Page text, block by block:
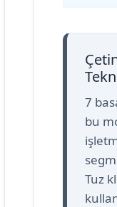
7
bu
Tuz